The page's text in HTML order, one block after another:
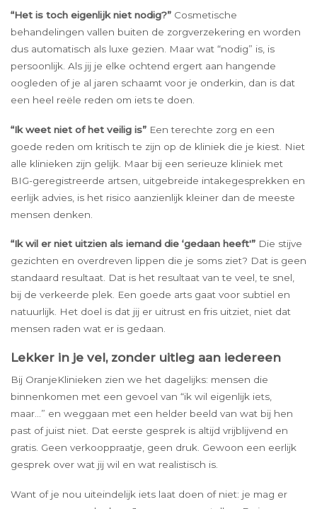
“Het is toch eigenlijk niet nodig?” Cosmetische
behandelingen vallen buiten de zorgverzekering en worden
dus automatisch als luxe gezien. Maar wat “nodig” is, is
persoonlijk. Als jij je elke ochtend ergert aan hangende
oogleden of je al jaren schaamt voor je onderkin, dan is dat
een heel reële reden om iets te doen.
“Ik weet niet of het veilig is” Een terechte zorg en een
goede reden om kritisch te zijn op de kliniek die je kiest. Niet
alle klinieken zijn gelijk. Maar bij een serieuze kliniek met
BIG-geregistreerde artsen, uitgebreide intakegesprekken en
eerlijk advies, is het risico aanzienlijk kleiner dan de meeste
mensen denken.
“Ik wil er niet uitzien als iemand die ‘gedaan heeft'” Die stijve
gezichten en overdreven lippen die je soms ziet? Dat is geen
standaard resultaat. Dat is het resultaat van te veel, te snel,
bij de verkeerde plek. Een goede arts gaat voor subtiel en
natuurlijk. Het doel is dat jij er uitrust en fris uitziet, niet dat
mensen raden wat er is gedaan.
Lekker in je vel, zonder uitleg aan iedereen
Bij OranjeKlinieken zien we het dagelijks: mensen die
binnenkomen met een gevoel van “ik wil eigenlijk iets,
maar…” en weggaan met een helder beeld van wat bij hen
past of juist niet. Dat eerste gesprek is altijd vrijblijvend en
gratis. Geen verkooppraatje, geen druk. Gewoon een eerlijk
gesprek over wat jij wil en wat realistisch is.
Want of je nou uiteindelijk iets laat doen of niet: je mag er